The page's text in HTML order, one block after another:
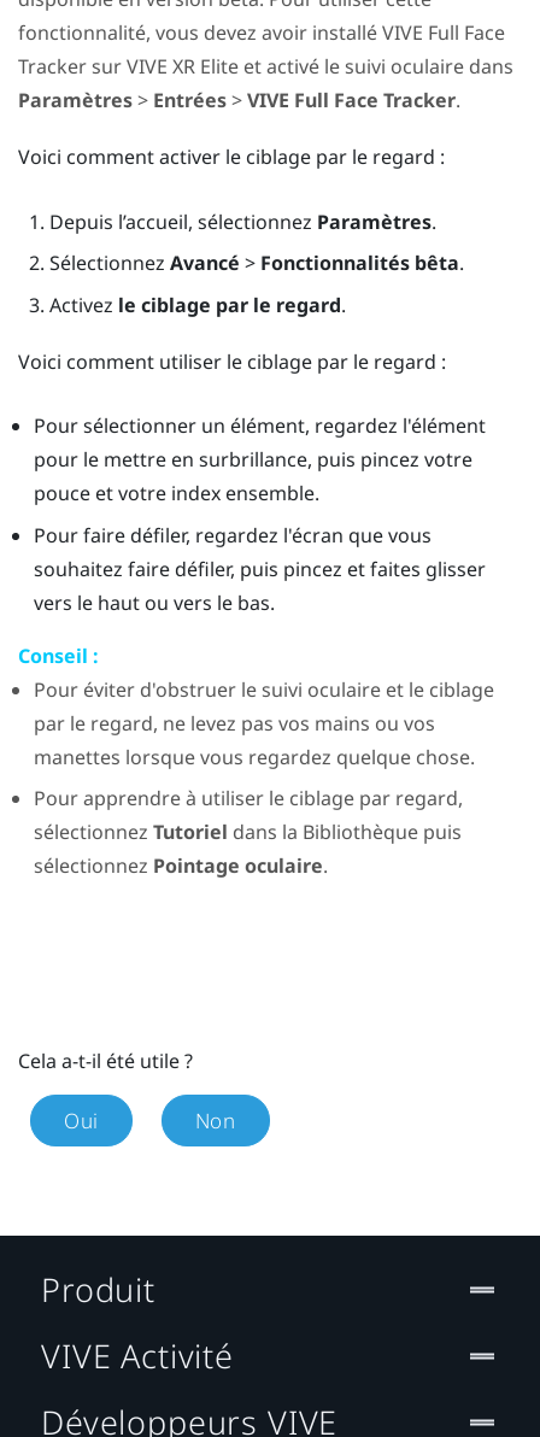
fonctionnalité, vous devez avoir installéVIVE Full Face
TrackersurVIVE XR Elite et activé le suivi oculaire dans
Paramètres> Entrées>VIVE Full Face Tracker.
Voici comment activer le ciblage par le regard :
Depuis l’accueil, sélectionnez Paramètres.
Sélectionnez Avancé > Fonctionnalités bêta.
Activez le ciblage par le regard.
Voici comment utiliser le ciblage par le regard :
Pour sélectionner un élément, regardez l'élément
pour le mettre en surbrillance, puis pincez votre
pouce et votre index ensemble.
Pour faire défiler, regardez l'écran que vous
souhaitez faire défiler, puis pincez et faites glisser
vers le haut ou vers le bas.
Conseil :
Pour éviter d'obstruer le suivi oculaire et le ciblage
par le regard, ne levez pas vos mains ou vos
manettes lorsque vous regardez quelque chose.
Pour apprendre à utiliser le ciblage par regard,
sélectionnez Tutoriel dans la Bibliothèquepuis
sélectionnez Pointage oculaire.
Cela a-t-il été utile ?
Oui Non
Produit
VIVE Activité
Développeurs VIVE